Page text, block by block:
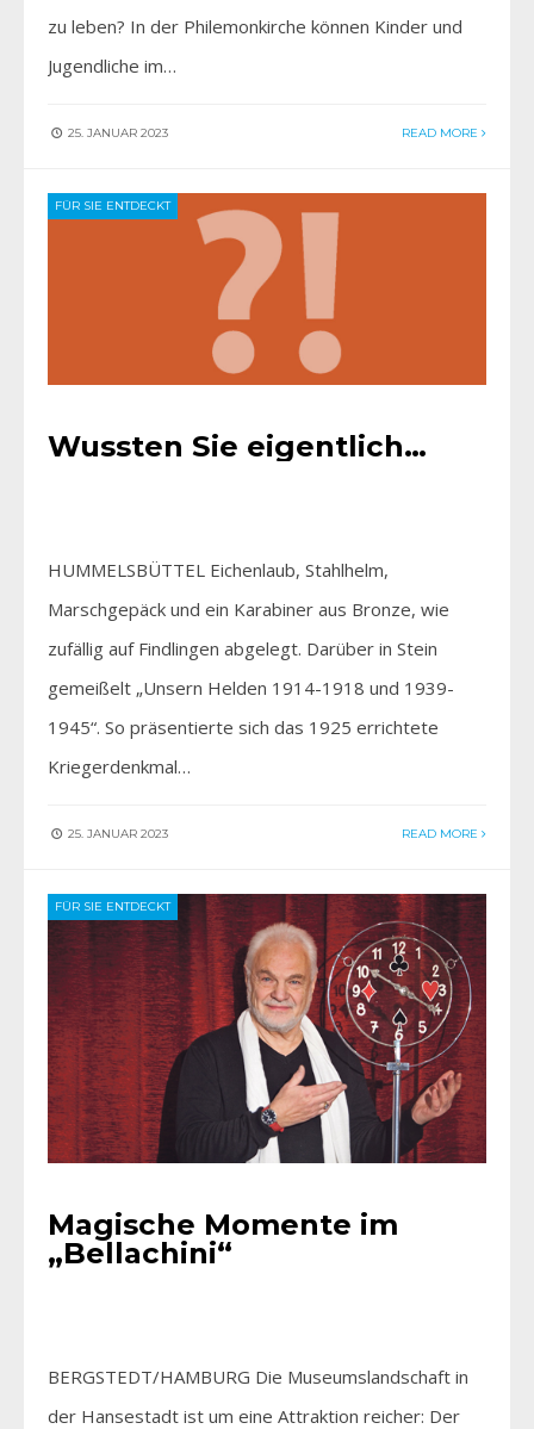
zu leben? In der Philemonkirche können Kinder und
Jugendliche im…
25. JANUAR 2023 READ MORE
FÜR SIE ENTDECKT
Wussten Sie eigentlich…
HUMMELSBÜTTEL Eichenlaub, Stahlhelm,
Marschgepäck und ein Karabiner aus Bronze, wie
zufällig auf Findlingen abgelegt. Darüber in Stein
gemeißelt „Unsern Helden 1914-1918 und 1939-
1945“. So präsentierte sich das 1925 errichtete
Kriegerdenkmal…
25. JANUAR 2023 READ MORE
FÜR SIE ENTDECKT
Magische Momente im
„Bellachini“
BERGSTEDT/HAMBURG Die Museumslandschaft in
der Hansestadt ist um eine Attraktion reicher: Der